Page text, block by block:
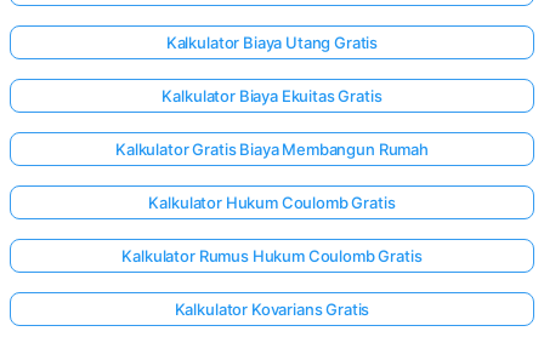
Kalkulator Biaya Utang Gratis
Kalkulator Biaya Ekuitas Gratis
Kalkulator Gratis Biaya Membangun Rumah
Kalkulator Hukum Coulomb Gratis
Kalkulator Rumus Hukum Coulomb Gratis
Kalkulator Kovarians Gratis